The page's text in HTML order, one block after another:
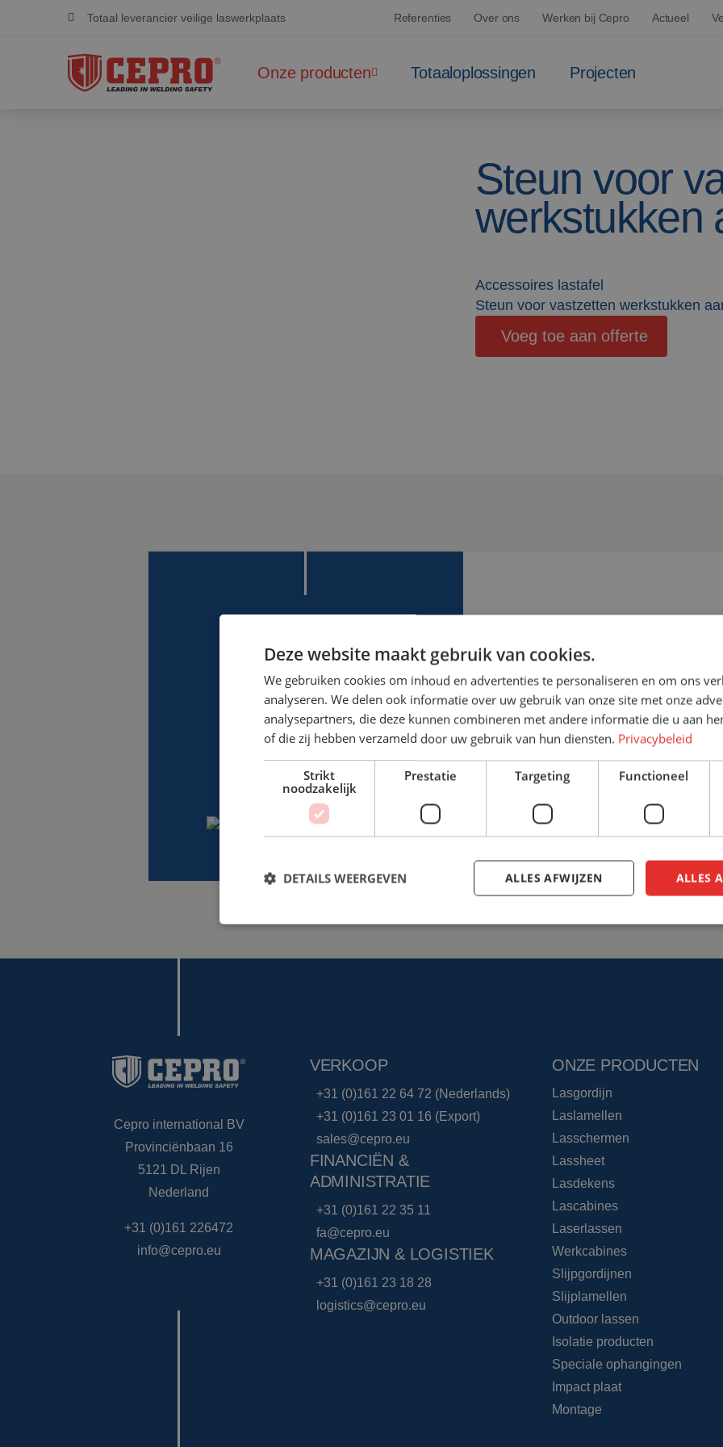
Totaal leverancier veilige laswerkplaats
Toegewijd & flexibel
Gecertificeerde producten
Referenties Over ons Werken bij Cepro Actueel
Onze producten Totaaloplossingen Projecten
Steun voor
werkstukken
Accessoires lastafel
Steun voor vastzetten werkstukken
Voeg toe aan offerte
We helpen je graag verder! We
mogelijkheden en kunnen je
zien. Ga voor veiligheid van
+31 (0)161 22 64 72
Bespreek de
Cepro international BV
Provinciënbaan 16
5121 DL Rijen
Nederland
+31 (0)161 226472
info@cepro.eu
VERKOOP
+31 (0)161 22 64 72 (Nederlands)
+31 (0)161 23 01 16 (Export)
sales@cepro.eu
FINANCIËN &
ADMINISTRATIE
+31 (0)161 22 35 11
fa@cepro.eu
MAGAZIJN & LOGISTIEK
+31 (0)161 23 18 28
logistics@cepro.eu
ONZE PRODUCTEN
Lasgordijn
Laslamellen
Lasschermen
Lassheet
Lasdekens
Lascabines
Laserlassen
Werkcabines
Slijpgordijnen
Slijplamellen
Outdoor lassen
Isolatie producten
Speciale ophangingen
Impact plaat
Montage
Deze website maakt gebruik van cookies.
We gebruiken cookies om inhoud en advertenties te personaliseren en om ons
analyseren. We delen ook informatie over uw gebruik van onze site met onze
analysepartners, die deze kunnen combineren met andere informatie die u aan
of die zij hebben verzameld door uw gebruik van hun diensten. Privacybeleid
Strikt
noodzakelijk
Prestatie Targeting Functioneel
ALLES
ALLES AFWIJZEN
DETAILS WEERGEVEN